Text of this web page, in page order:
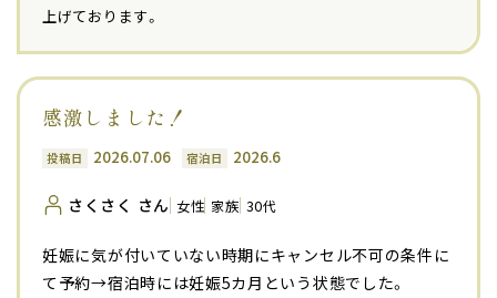
上げております。
感激しました！
投稿日 2026.07.06 宿泊日 2026.6
さくさく さん 女性 家族 30代
妊娠に気が付いていない時期にキャンセル不可の条件に
て予約→宿泊時には妊娠5カ月という状態でした。